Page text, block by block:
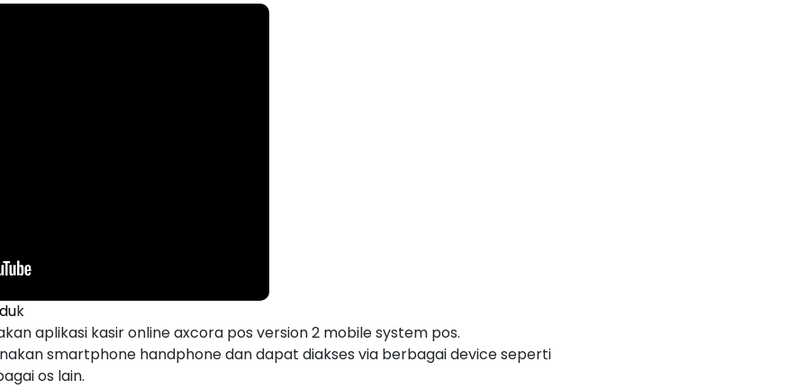
k
aplikasi kasir online axcora pos version 2 mobile system pos.
smartphone handphone dan dapat diakses via berbagai device seperti
os lain.